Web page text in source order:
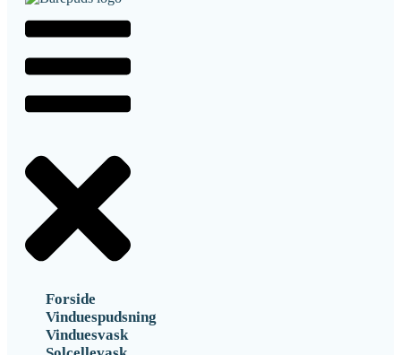
Forside
Vinduespudsning
Vinduesvask